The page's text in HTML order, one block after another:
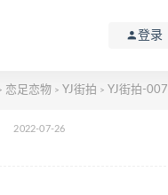
登录
恋足恋物 > YJ街拍 > YJ街拍-007
2022-07-26